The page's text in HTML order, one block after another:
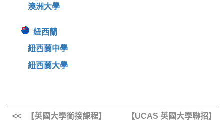
澳洲大學
紐西蘭
紐西蘭中學
紐西蘭大學
【英國大學銜接課程】
【UCAS 英國大學聯招】